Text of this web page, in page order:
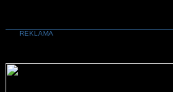
REKLAMA